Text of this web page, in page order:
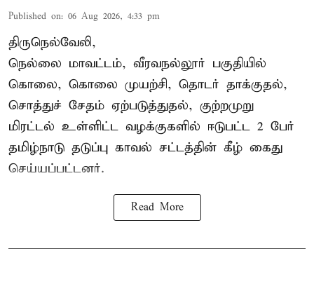
Published on: 06 Aug 2026, 4:33 pm
திருநெல்வேலி,
நெல்லை மாவட்டம், வீரவநல்லூர் பகுதியில்
கொலை, கொலை முயற்சி, தொடர் தாக்குதல்,
சொத்துச் சேதம் ஏற்படுத்துதல், குற்றமுறு
மிரட்டல் உள்ளிட்ட வழக்குகளில் ஈடுபட்ட 2 பேர்
தமிழ்நாடு தடுப்பு காவல் சட்டத்தின் கீழ் கைது
செய்யப்பட்டனர்.
Read More